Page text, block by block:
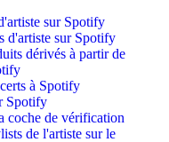
sur Spotify
d'artiste sur Spotify
dérivés à partir de
à Spotify
Spotify
coche de vérification
de l'artiste sur le